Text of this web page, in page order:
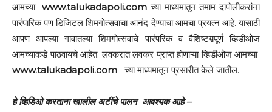
आमच्या www.talukadapoli.comच्या माध्यमातून तमाम दापोलीकरांना
पारंपारिक पण डिजिटल शिमगोत्सवाचा आनंद देण्याचा आमचा प्रयत्न आहे. यासाठी
आपण आपल्या गावातल्या शिमगोत्सवाचे पारंपरिक व वैशिष्टय़पूर्ण व्हिडीओज
आमच्याकडे पाठवायचे आहेत. लवकरात लवकर प्राप्त होणाऱ्या व्हिडीओज आमच्या
www.talukadapoli.com च्या माध्यमातून प्रसारीत केले जातील.
हे व्हिडिओ करताना खालील अटींचे पालन आवश्यक आहे –